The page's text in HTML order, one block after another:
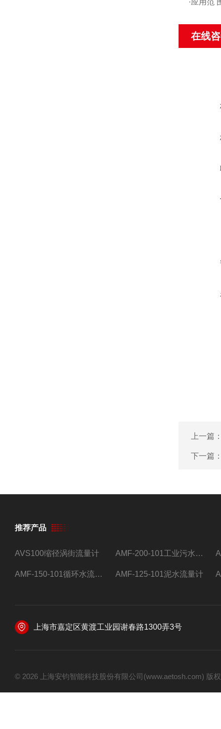
·应用范
在线
上一篇
下一篇
推荐产品
AVS100缩径涡街流量计 AMF-200-101工业污水流量计
AMF-150-101循环水流量计,电磁流量计 AMF-125-101泥水流量计
上海市嘉定区黄渡工业园谢春路1300弄3号
© 2026 上海安钧智能科技股份有限公司(www.aetosh.com)